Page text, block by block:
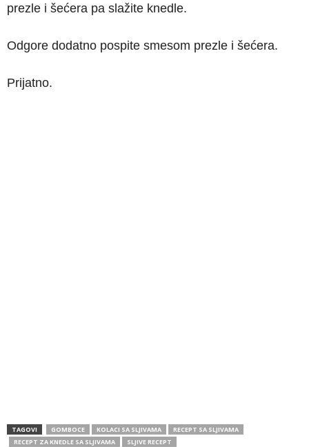
prezle i šećera pa slažite knedle.
Odgore dodatno pospite smesom prezle i šećera.
Prijatno.
TAGOVI GOMBOCE KOLACI SA SLJIVAMA
RECEPT SA SLJIVAMA
RECEPT ZA KNEDLE SA SLJIVAMA
SLJIVE RECEPT